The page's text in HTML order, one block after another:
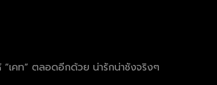
“เคท” ตลอดอีกด้วย น่ารักน่าชังจริงๆ